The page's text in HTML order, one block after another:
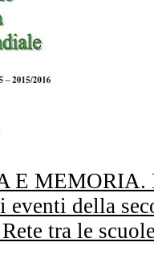
E MEMORIA.
della
tra le